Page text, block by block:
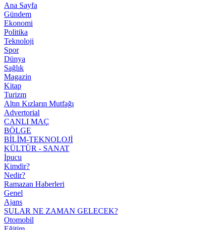
Ana Sayfa
Gündem
Ekonomi
Politika
Teknoloji
Spor
Dünya
Sağlık
Magazin
Kitap
Turizm
Altın Kızların Mutfağı
Advertorial
CANLI MAÇ
BÖLGE
BİLİM-TEKNOLOJİ
KÜLTÜR - SANAT
İpucu
Kimdir?
Nedir?
Ramazan Haberleri
Genel
Ajans
SULAR NE ZAMAN GELECEK?
Otomobil